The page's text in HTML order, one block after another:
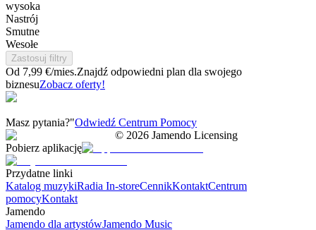
wysoka
Nastrój
Smutne
Wesołe
Zastosuj filtry
Od 7,99 €/mies.Znajdź odpowiedni plan dla swojego
biznesuZobacz oferty!
Masz pytania?"Odwiedź Centrum Pomocy
© 2026 Jamendo Licensing
Pobierz aplikację
Przydatne linki
Katalog muzykiRadia In-storeCennikKontaktCentrum
pomocyKontakt
Jamendo
Jamendo dla artystówJamendo Music